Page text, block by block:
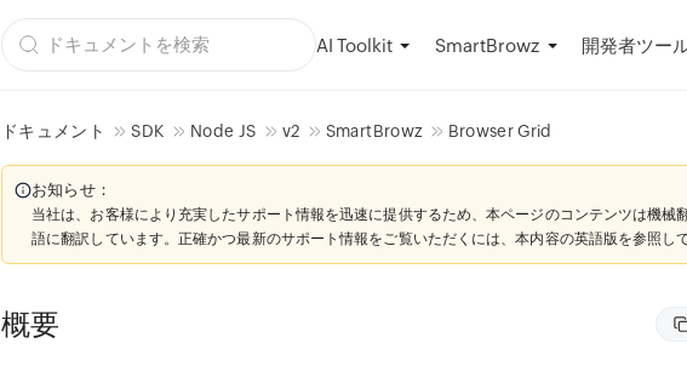
AI Toolkit SmartBrowz 開発者ツー
ドキュメント SDK Node JS v2 SmartBrowz Browser Grid
お知らせ：
当社は、お客様により充実したサポート情報を迅速に提供するため、本ページのコンテンツは機械
語に翻訳しています。正確かつ最新のサポート情報をご覧いただくには、本内容の英語版を参照し
概要